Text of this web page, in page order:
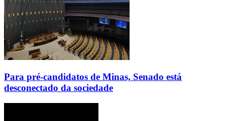
Para pré-candidatos de Minas, Senado está
desconectado da sociedade